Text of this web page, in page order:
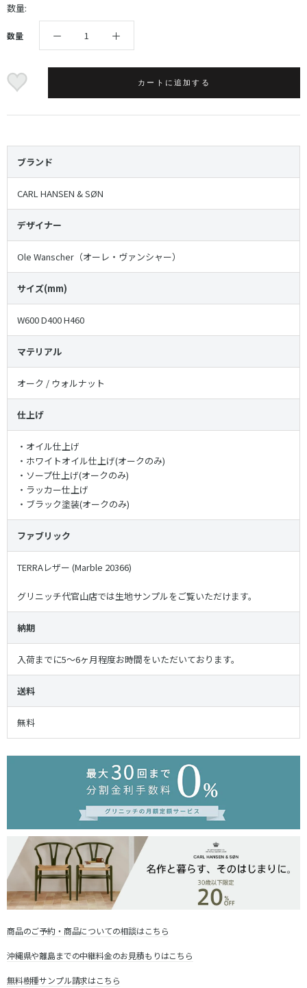
数量:
数量
カートに追加する
ブランド
CARL HANSEN & SØN
デザイナー
Ole Wanscher（オーレ・ヴァンシャー）
サイズ(mm)
W600 D400 H460
マテリアル
オーク / ウォルナット
仕上げ
・オイル仕上げ
・ホワイトオイル仕上げ(オークのみ)
・ソープ仕上げ(オークのみ)
・ラッカー仕上げ
・ブラック塗装(オークのみ)
ファブリック
TERRAレザー (Marble 20366)
グリニッチ代官山店では生地サンプルをご覧いただけます。
納期
入荷までに5〜6ヶ月程度お時間をいただいております。
送料
無料
商品のご予約・商品についての相談はこちら
沖縄県や離島までの中継料金のお見積もりはこちら
無料樹種サンプル請求はこちら